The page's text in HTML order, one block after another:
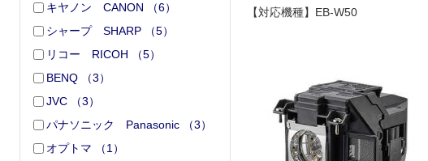
キヤノン CANON
（6）
シャープ SHARP
（5）
リコー RICOH
（5）
BENQ
（3）
JVC
（3）
パナソニック Panasonic
（3）
オプトマ
（1 ）
【対応機種】EB-W50